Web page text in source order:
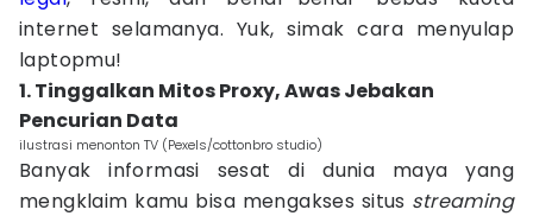
internet selamanya. Yuk, simak cara menyulap
laptopmu!
1. Tinggalkan Mitos Proxy, Awas Jebakan
Pencurian Data
ilustrasi menonton TV (Pexels/cottonbro studio)
Banyak informasi sesat di dunia maya yang
mengklaim kamu bisa mengakses situs streaming